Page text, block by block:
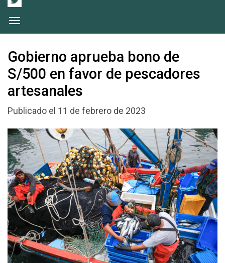
Gobierno aprueba bono de
S/500 en favor de pescadores
artesanales
Publicado el 11 de febrero de 2023